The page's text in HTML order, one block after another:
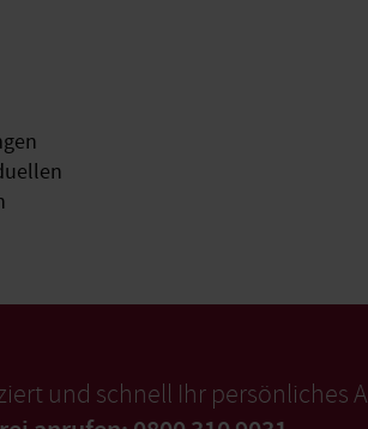
und schnell Ihr persönliches